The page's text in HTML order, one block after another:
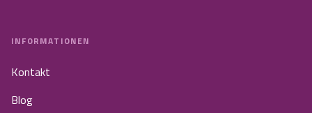
INFORMATIONEN
Kontakt
Blog